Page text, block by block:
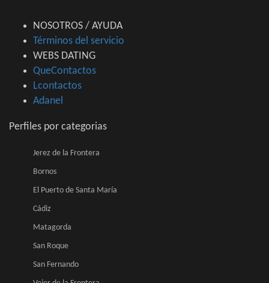
NOSOTROS / AYUDA
Términos del servicio
WEBS DATING
QueContactos
Lcontactos
Adanel
Perfiles por categorias
Jerez de la Frontera
Bornos
El Puerto de Santa María
Cádiz
Matagorda
San Roque
San Fernando